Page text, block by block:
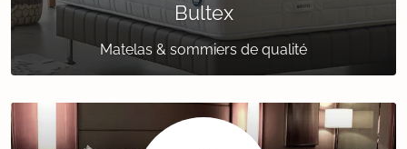
Bultex
Matelas & sommiers de qualité